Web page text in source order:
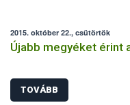
2015. október 22., csütörtök
Újabb megyéket érint
TOVÁBB